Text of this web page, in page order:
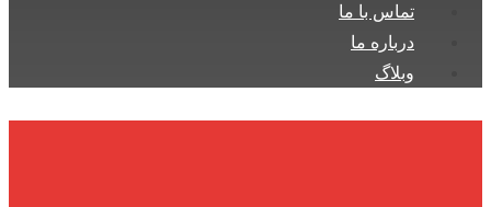
تماس با ما
درباره ما
وبلاگ